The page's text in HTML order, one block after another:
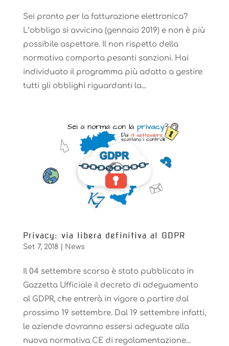
Sei pronto per la fatturazione elettronica?
L’obbligo si avvicina (gennaio 2019) e non è più
possibile aspettare. Il non rispetto della
normativa comporta pesanti sanzioni. Hai
individuato il programma più adatto a gestire
tutti gli obblighi riguardanti la...
Privacy: via libera definitiva al GDPR
Set 7, 2018| News
Il 04 settembre scorso è stato pubblicato in
Gazzetta Ufficiale il decreto di adeguamento
al GDPR, che entrerà in vigore a partire dal
prossimo 19 settembre. Dal 19 settembre infatti,
le aziende dovranno essersi adeguate alla
nuova normativa CE di regolamentazione...